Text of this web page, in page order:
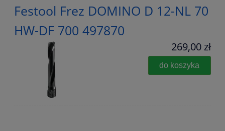
Festool Frez DOMINO D 12-NL 70
HW-DF 700 497870
269,00 zł
do koszyka